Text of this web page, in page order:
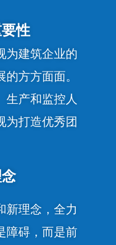
性
为建筑企业的
方方面面。
生产和监控人
为打造优秀团
新理念，全力
障碍，而是前